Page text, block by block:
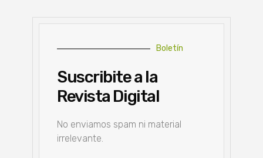
Boletín
Suscribite a la
Revista Digital
No enviamos spam ni material
irrelevante.